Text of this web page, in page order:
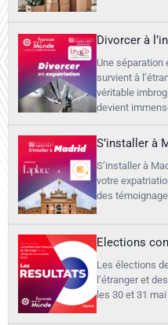
Divorcer à
Une séparation
survient à
véritable
devient
S’installer à
S’installer à
votre
des
Elections
Les élections
l’étranger et
les 30 et 31